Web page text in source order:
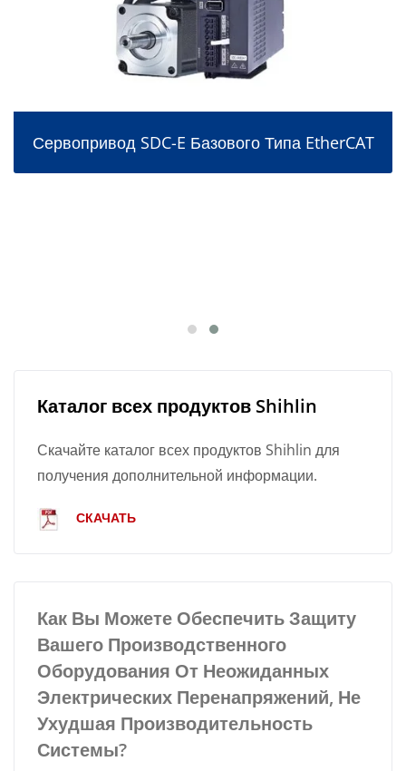
Сервопривод SDC-E Базового Типа EtherCAT
Каталог всех продуктов Shihlin
Скачайте каталог всех продуктов Shihlin для
получения дополнительной информации.
СКАЧАТЬ
Как Вы Можете Обеспечить Защиту
Вашего Производственного
Оборудования От Неожиданных
Электрических Перенапряжений, Не
Ухудшая Производительность
Системы?